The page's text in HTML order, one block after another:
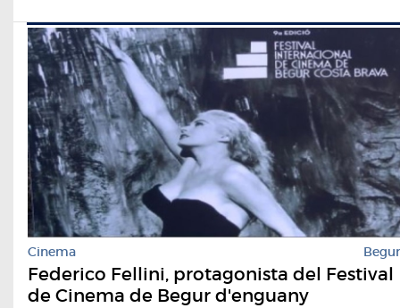
Cinema Begur
Federico Fellini, protagonista del Festival
de Cinema de Begur d'enguany